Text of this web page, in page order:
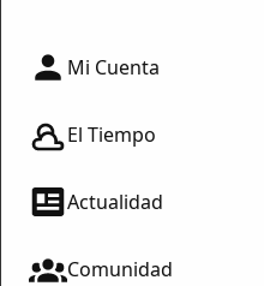
Mi Cuenta
El Tiempo
Actualidad
Comunidad